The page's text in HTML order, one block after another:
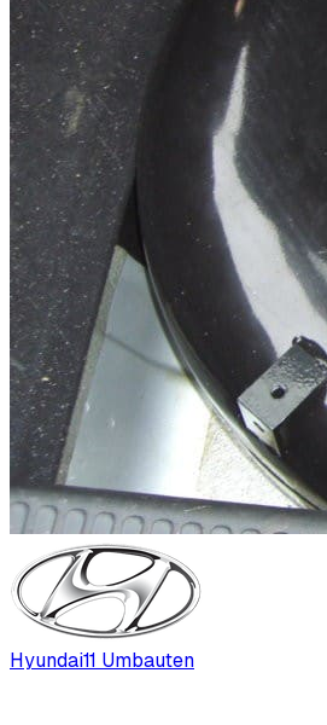
Hyundai11 Umbauten